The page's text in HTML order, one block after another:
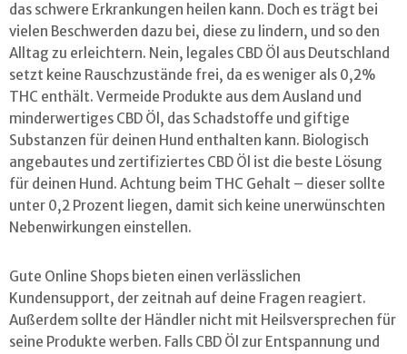
das schwere Erkrankungen heilen kann. Doch es trägt bei
vielen Beschwerden dazu bei, diese zu lindern, und so den
Alltag zu erleichtern. Nein, legales CBD Öl aus Deutschland
setzt keine Rauschzustände frei, da es weniger als 0,2%
THC enthält. Vermeide Produkte aus dem Ausland und
minderwertiges CBD Öl, das Schadstoffe und giftige
Substanzen für deinen Hund enthalten kann. Biologisch
angebautes und zertifiziertes CBD Öl ist die beste Lösung
für deinen Hund. Achtung beim THC Gehalt – dieser sollte
unter 0,2 Prozent liegen, damit sich keine unerwünschten
Nebenwirkungen einstellen.
Gute Online Shops bieten einen verlässlichen
Kundensupport, der zeitnah auf deine Fragen reagiert.
Außerdem sollte der Händler nicht mit Heilsversprechen für
seine Produkte werben. Falls CBD Öl zur Entspannung und